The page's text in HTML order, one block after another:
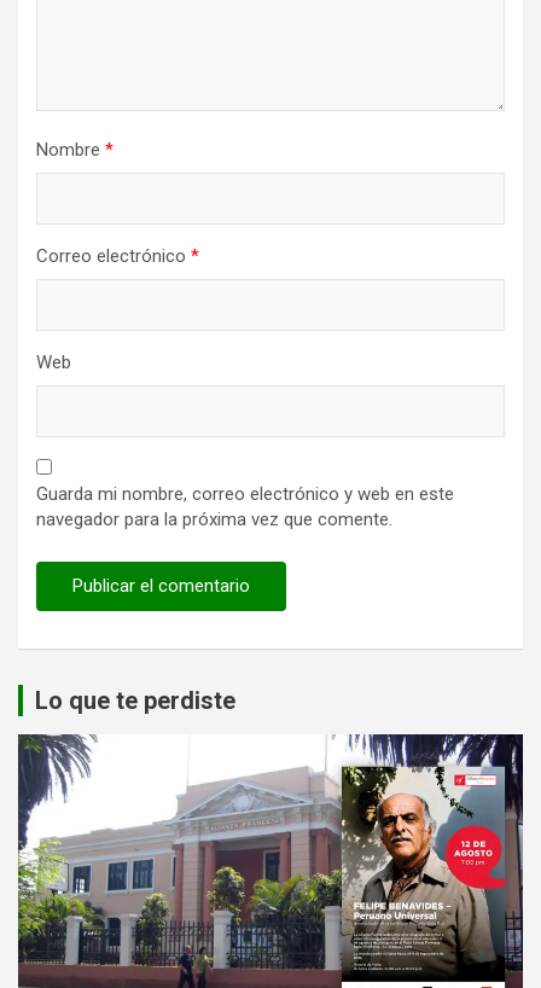
Nombre *
Correo electrónico *
Web
Guarda mi nombre, correo electrónico y web en este
navegador para la próxima vez que comente.
Lo que te perdiste